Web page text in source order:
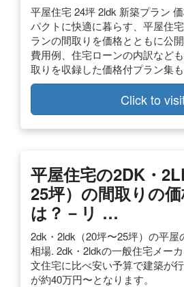
平屋住宅 24坪 2ldk 新築プラン
パクトに快適に暮らす、平屋住
ランの間取りを価格とともに公
費用例、住宅ローンの内訳など
取りを収録した価格付プラン集
Click to
平屋住宅の2DK・
25坪）の間取りの
は？－リ …
2dk・2ldk（20坪〜25坪）の平
相場. 2dk・2ldkの一般住宅メー
文住宅に比べ安い予算で建築が
が約40万円〜となります。